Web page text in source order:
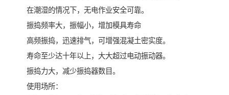
在潮湿的情况下，无电作业安全可靠。
振捣频率大，振幅小，增加模具寿命
高频振捣，迅速排气，可增强混凝土密实度。
寿命至少达十年以上，大大超过电动振动器。
振捣力大，减少振捣器数目。
使用场所：